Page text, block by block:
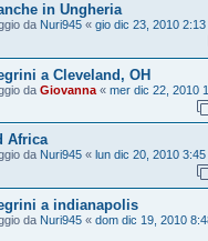
in Ungheria
da Nuri945 « gio dic 23, 2010 2:13
a Cleveland, OH
da Giovanna « mer dic 22, 2010
Africa
da Nuri945 « lun dic 20, 2010
a indianapolis
da Nuri945 « dom dic 19, 2010